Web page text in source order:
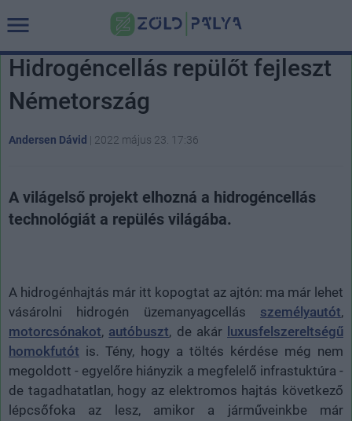
Hidrogéncellás repülőt fejleszt
Németország
Andersen Dávid | 2022 május 23. 17:36
A világelső projekt elhozná a hidrogéncellás
technológiát a repülés világába.
A hidrogénhajtás már itt kopogtat az ajtón: ma már lehet
vásárolni hidrogén üzemanyagcellás személyautót,
motorcsónakot, autóbuszt, de akár luxusfelszereltségű
homokfutót is. Tény, hogy a töltés kérdése még nem
megoldott - egyelőre hiányzik a megfelelő infrastuktúra -
de tagadhatatlan, hogy az elektromos hajtás következő
lépcsőfoka az lesz, amikor a járműveinkbe már